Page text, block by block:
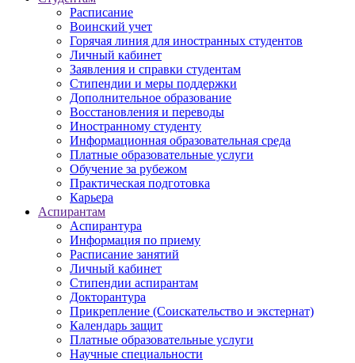
Расписание
Воинский учет
Горячая линия для иностранных студентов
Личный кабинет
Заявления и справки студентам
Стипендии и меры поддержки
Дополнительное образование
Восстановления и переводы
Иностранному студенту
Информационная образовательная среда
Платные образовательные услуги
Обучение за рубежом
Практическая подготовка
Карьера
Аспирантам
Аспирантура
Информация по приему
Расписание занятий
Личный кабинет
Стипендии аспирантам
Докторантура
Прикрепление (Соискательство и экстернат)
Календарь защит
Платные образовательные услуги
Научные специальности